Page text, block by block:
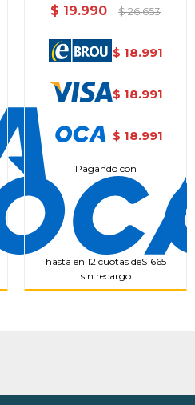
$ 19.990 $ 26.653
$ 18.991
$ 18.991
$ 18.991
Pagando con
hasta en 12 cuotas de$1665
sin recargo